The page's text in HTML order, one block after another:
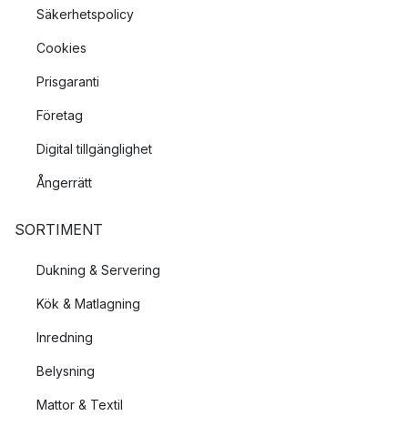
Säkerhetspolicy
Cookies
Prisgaranti
Företag
Digital tillgänglighet
Ångerrätt
SORTIMENT
Dukning & Servering
Kök & Matlagning
Inredning
Belysning
Mattor & Textil